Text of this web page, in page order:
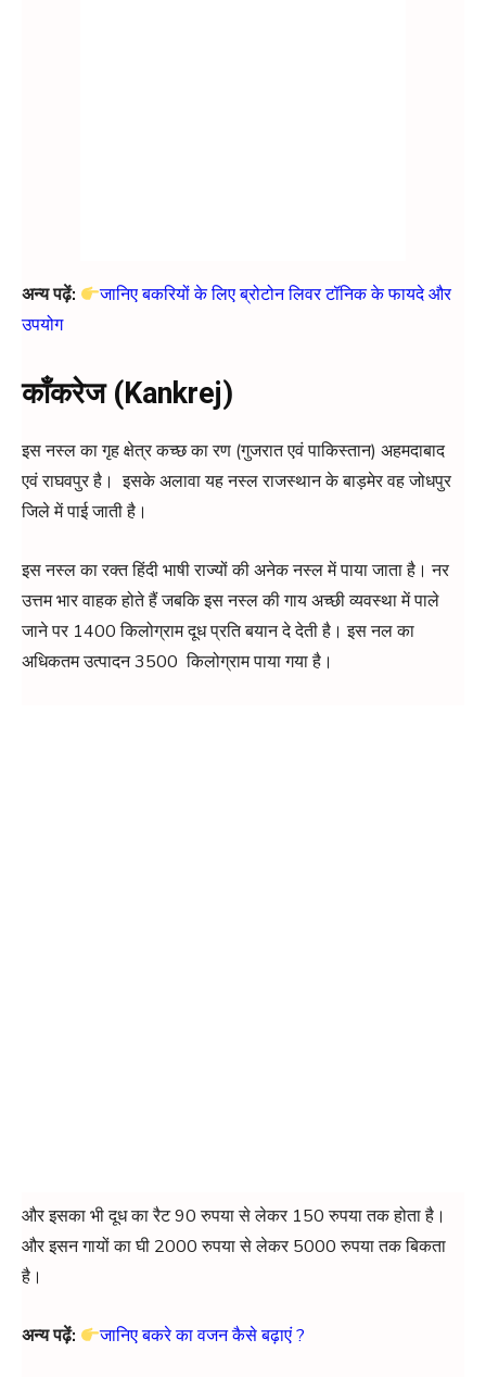
अन्य पढ़ें:
जानिए बकरियों के लिए ब्रोटोन लिवर टॉनिक के फायदे और
उपयोग
काँकरेज (Kankrej)
इस नस्ल का गृह क्षेत्र कच्छ का रण (गुजरात एवं पाकिस्तान) अहमदाबाद
एवं राघवपुर है। इसके अलावा यह नस्ल राजस्थान के बाड़मेर वह जोधपुर
जिले में पाई जाती है।
इस नस्ल का रक्त हिंदी भाषी राज्यों की अनेक नस्ल में पाया जाता है। नर
उत्तम भार वाहक होते हैं जबकि इस नस्ल की गाय अच्छी व्यवस्था में पाले
जाने पर 1400 किलोग्राम दूध प्रति बयान दे देती है। इस नल का
अधिकतम उत्पादन 3500 किलोग्राम पाया गया है।
और इसका भी दूध का रैट 90 रुपया से लेकर 150 रुपया तक होता है।
और इसन गायों का घी 2000 रुपया से लेकर 5000 रुपया तक बिकता
है।
अन्य पढ़ें: जानिए बकरे का वजन कैसे बढ़ाएं ?